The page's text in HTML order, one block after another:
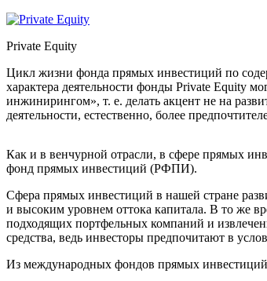
Private Equity
Цикл жизни фонда прямых инвестиций по
характера деятельности фонды Private Equity
инжинирингом», т. е. делать акцент не на
деятельности, естественно, более
Как и в венчурной отрасли, в сфере прямых
фонд прямых инвестиций (РФПИ).
Сфера прямых инвестиций в нашей стране
и высоким уровнем оттока капитала. В то же
подходящих портфельных компаний и
средства, ведь инвесторы предпочитают в
Из международных фондов прямых